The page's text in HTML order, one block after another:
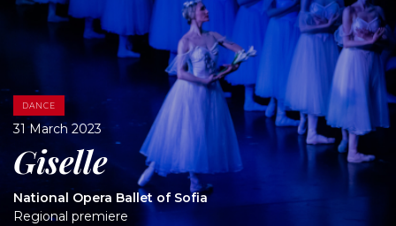
DANCE
31 March 2023
Giselle
National Opera Ballet of Sofia
Regional premiere